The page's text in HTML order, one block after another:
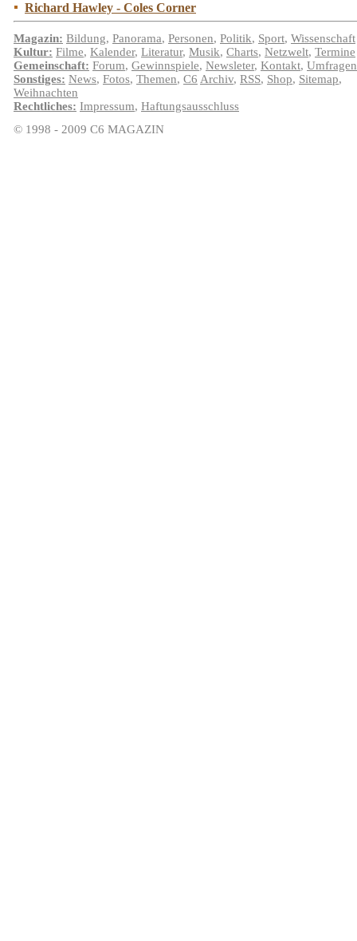
Richard Hawley - Coles Corner
Magazin: Bildung, Panorama, Personen, Politik, Sport, Wissenschaft
Kultur: Filme, Kalender, Literatur, Musik, Charts, Netzwelt, Termine
Gemeinschaft: Forum, Gewinnspiele, Newsleter, Kontakt, Umfragen
Sonstiges: News, Fotos, Themen, C6 Archiv, RSS, Shop, Sitemap,
Weihnachten
Rechtliches: Impressum, Haftungsausschluss
© 1998 - 2009 C6 MAGAZIN